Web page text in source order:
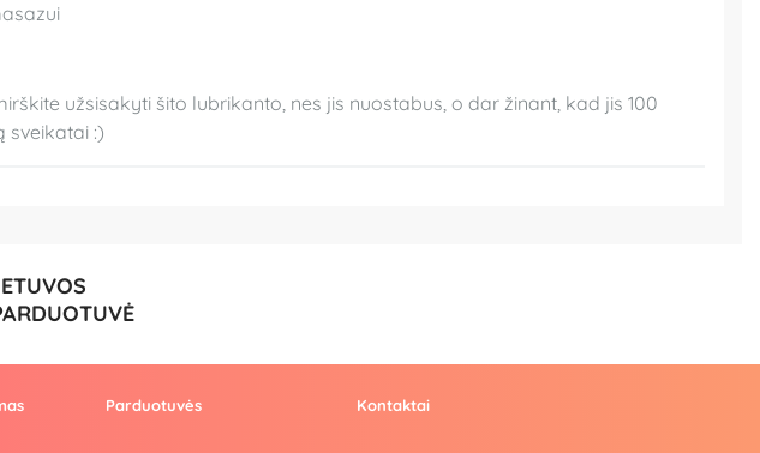
užsisakyti šito lubrikanto, nes jis nuostabus, o dar žinant, kad jis 100
sveikatai :)
Parduotuvės Kontaktai